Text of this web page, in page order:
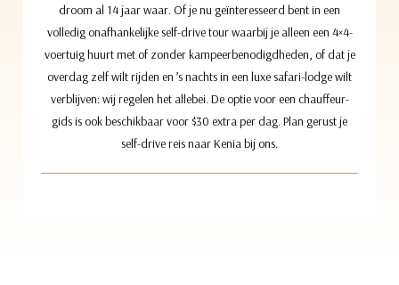
droom al 14 jaar waar. Of je nu geïnteresseerd bent in een
volledig onafhankelijke self-drive tour waarbij je alleen een 4×4-
voertuig huurt met of zonder kampeerbenodigdheden, of dat je
overdag zelf wilt rijden en ’s nachts in een luxe safari-lodge wilt
verblijven: wij regelen het allebei. De optie voor een chauffeur-
gids is ook beschikbaar voor $30 extra per dag. Plan gerust je
self-drive reis naar Kenia bij ons.